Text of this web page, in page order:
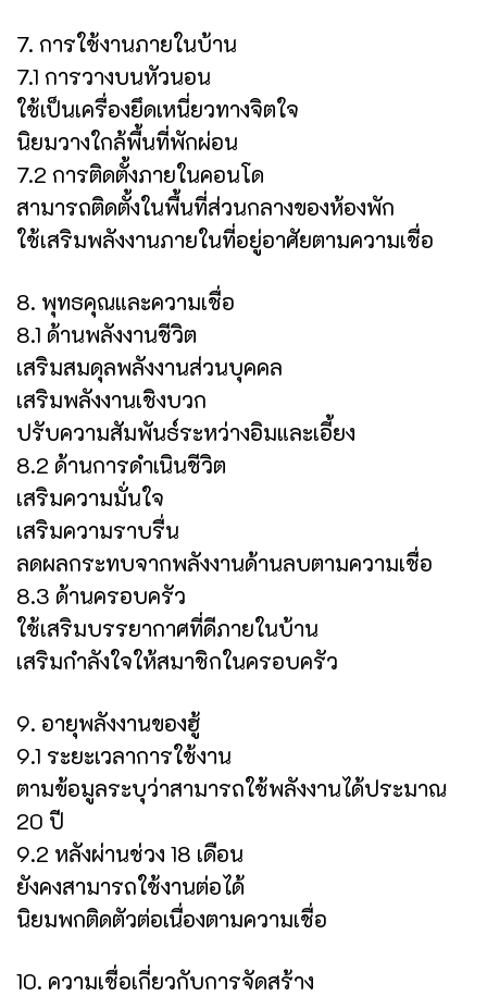
7. การใช้งานภายในบ้าน
7.1 การวางบนหัวนอน
ใช้เป็นเครื่องยึดเหนี่ยวทางจิตใจ
นิยมวางใกล้พื้นที่พักผ่อน
7.2 การติดตั้งภายในคอนโด
สามารถติดตั้งในพื้นที่ส่วนกลางของห้องพัก
ใช้เสริมพลังงานภายในที่อยู่อาศัยตามความเชื่อ
8. พุทธคุณและความเชื่อ
8.1 ด้านพลังงานชีวิต
เสริมสมดุลพลังงานส่วนบุคคล
เสริมพลังงานเชิงบวก
ปรับความสัมพันธ์ระหว่างอิมและเอี้ยง
8.2 ด้านการดำเนินชีวิต
เสริมความมั่นใจ
เสริมความราบรื่น
ลดผลกระทบจากพลังงานด้านลบตามความเชื่อ
8.3 ด้านครอบครัว
ใช้เสริมบรรยากาศที่ดีภายในบ้าน
เสริมกำลังใจให้สมาชิกในครอบครัว
9. อายุพลังงานของฮู้
9.1 ระยะเวลาการใช้งาน
ตามข้อมูลระบุว่าสามารถใช้พลังงานได้ประมาณ
20 ปี
9.2 หลังผ่านช่วง 18 เดือน
ยังคงสามารถใช้งานต่อได้
นิยมพกติดตัวต่อเนื่องตามความเชื่อ
10. ความเชื่อเกี่ยวกับการจัดสร้าง